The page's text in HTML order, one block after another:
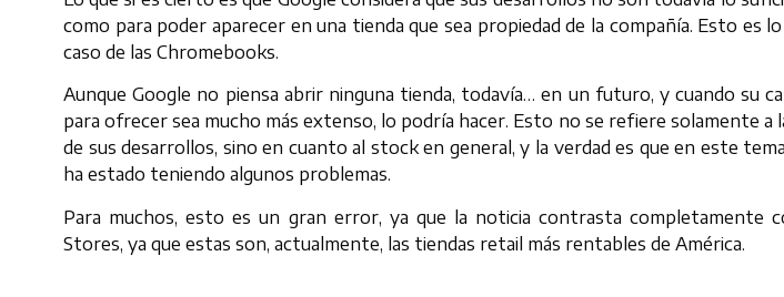
como para poder aparecer en una tienda que sea propiedad de la compañía. Esto es
caso de las Chromebooks.
Aunque Google no piensa abrir ninguna tienda, todavía… en un futuro, y cuando su
para ofrecer sea mucho más extenso, lo podría hacer. Esto no se refiere solamente a
de sus desarrollos, sino en cuanto al stock en general, y la verdad es que en este
ha estado teniendo algunos problemas.
Para muchos, esto es un gran error, ya que la noticia contrasta completamente
Stores, ya que estas son, actualmente, las tiendas retail más rentables de América.